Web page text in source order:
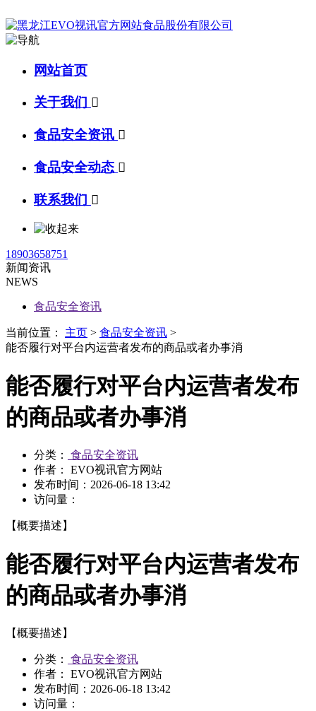
网站首页
关于我们 
食品安全资讯 
食品安全动态 
联系我们 
18903658751
新闻资讯
NEWS
食品安全资讯
当前位置： 主页 > 食品安全资讯 >
能否履行对平台内运营者发布的商品或者办事消
能否履行对平台内运营者发布
的商品或者办事消
分类：
食品安全资讯
作者： EVO视讯官方网站
发布时间： 2026-06-18 13:42
访问量：
【概要描述】
能否履行对平台内运营者发布
的商品或者办事消
【概要描述】
分类：
食品安全资讯
作者： EVO视讯官方网站
发布时间： 2026-06-18 13:42
访问量：